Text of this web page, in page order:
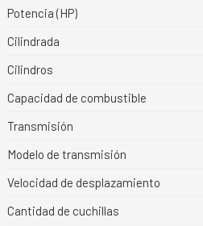
Potencia (HP)
Cilindrada
Cilindros
Capacidad de combustible
Transmisión
Modelo de transmisión
Velocidad de desplazamiento
Cantidad de cuchillas